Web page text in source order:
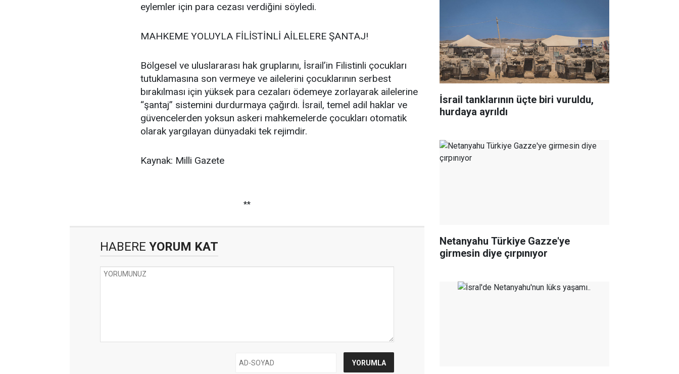
eylemler için para cezası verdiğini söyledi.
MAHKEME YOLUYLA FİLİSTİNLİ AİLELERE ŞANTAJ!
Bölgesel ve uluslararası hak gruplarını, İsrail’in Filistinli çocukları
tutuklamasına son vermeye ve ailelerini çocuklarının serbest
bırakılması için yüksek para cezaları ödemeye zorlayarak ailelerine
“şantaj” sistemini durdurmaya çağırdı. İsrail, temel adil haklar ve
güvencelerden yoksun askeri mahkemelerde çocukları otomatik
olarak yargılayan dünyadaki tek rejimdir.
Kaynak: Milli Gazete
**
HABERE YORUM KAT
İsrail tanklarının üçte biri vuruldu,
hurdaya ayrıldı
Netanyahu Türkiye Gazze'ye
girmesin diye çırpınıyor